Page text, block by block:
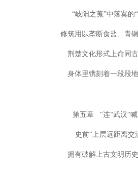
“岐阳之蒐”中落寞的
修筑用以垄断食盐、青
荆楚文化形式上命同
身体里镌刻着一段段
第五章 “连”武汉“喊
史前“上层远距离交
拥有破解上古文明历